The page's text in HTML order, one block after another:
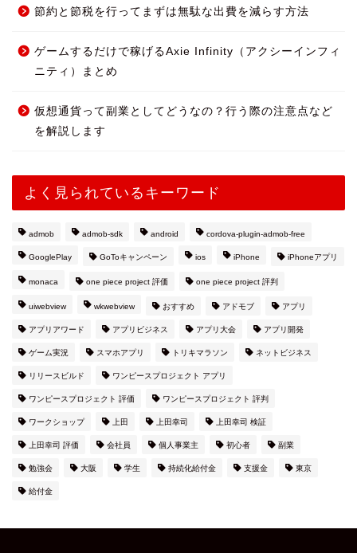
節約と節税を行ってまずは無駄な出費を減らす方法
ゲームするだけで稼げるAxie Infinity（アクシーインフィ
ニティ）まとめ
仮想通貨って副業としてどうなの？行う際の注意点など
を解説します
よく見られているキーワード
admob admob-sdk android cordova-plugin-admob-free
GooglePlay GoToキャンペーン ios iPhone iPhoneアプリ
monaca one piece project 評価 one piece project 評判
uiwebview wkwebview おすすめ アドモブ アプリ
アプリアワード アプリビジネス アプリ大会 アプリ開発
ゲーム実況 スマホアプリ トリキマラソン ネットビジネス
リリースビルド ワンピースプロジェクト アプリ
ワンピースプロジェクト 評価 ワンピースプロジェクト 評判
ワークショップ 上田 上田幸司 上田幸司 検証
上田幸司 評価 会社員 個人事業主 初心者 副業
勉強会 大阪 学生 持続化給付金 支援金 東京
給付金